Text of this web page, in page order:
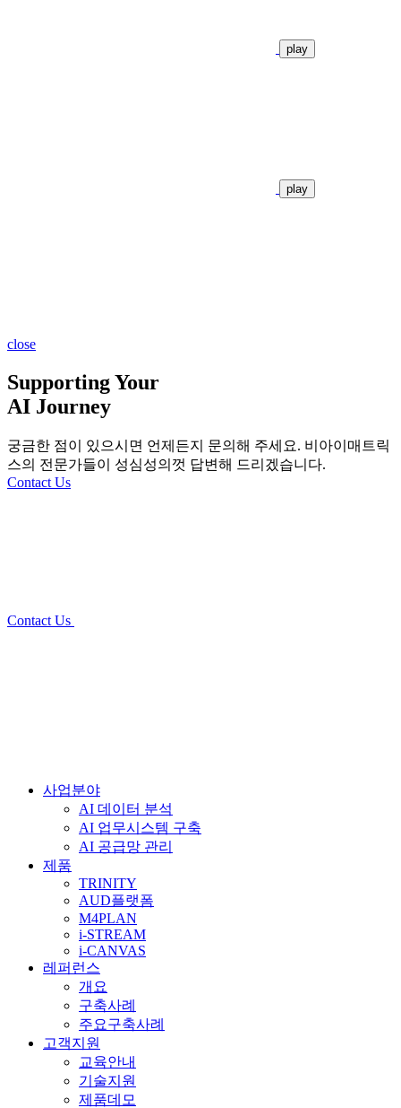
play
play
close
Supporting Your
AI Journey
궁금한 점이 있으시면 언제든지 문의해 주세요. 비아이매트릭
스의 전문가들이 성심성의껏 답변해 드리겠습니다.
Contact Us
Contact Us
사업분야
AI 데이터 분석
AI 업무시스템 구축
AI 공급망 관리
제품
TRINITY
AUD플랫폼
M4PLAN
i-STREAM
i-CANVAS
레퍼런스
개요
구축사례
주요구축사례
고객지원
교육안내
기술지원
제품데모